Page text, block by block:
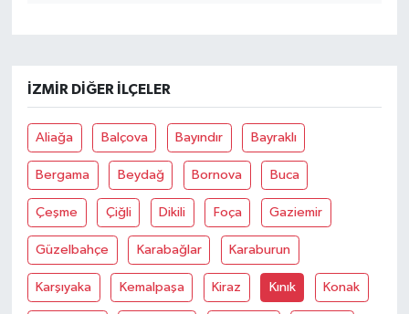
İZMIR DIĞER İLÇELER
Aliağa Balçova Bayındır Bayraklı
Bergama Beydağ Bornova Buca
Çeşme Çiğli Dikili Foça Gaziemir
Güzelbahçe Karabağlar Karaburun
Karşıyaka Kemalpaşa Kiraz Kınık Konak